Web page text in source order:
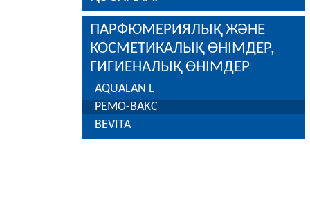
ПАРФЮМЕРИЯЛЫҚ ЖӘНЕ
КОСМЕТИКАЛЫҚ ӨНІМДЕР,
ГИГИЕНАЛЫҚ ӨНІМДЕР
AQUALAN L
РЕМО-ВАКС
BEVITA